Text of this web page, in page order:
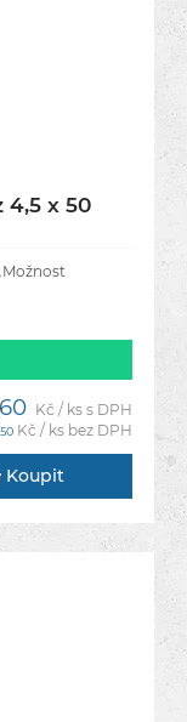
4,5 x 50
Kč / ks s DPH
Kč / ks bez DPH
Koupit